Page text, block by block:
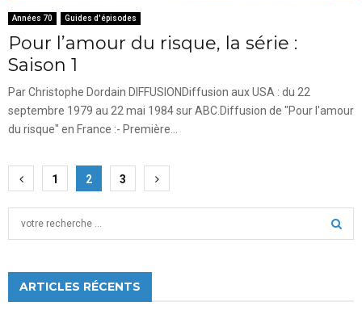
Années 70 Guides d'épisodes
Pour l’amour du risque, la série :
Saison 1
Par Christophe Dordain DIFFUSIONDiffusion aux USA : du 22
septembre 1979 au 22 mai 1984 sur ABC.Diffusion de "Pour l'amour
du risque" en France :- Première...
Pagination
des
publications
1 2 3
h
ARTICLES RÉCENTS